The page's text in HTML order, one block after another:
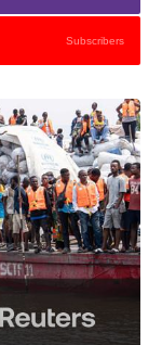
Subscribers